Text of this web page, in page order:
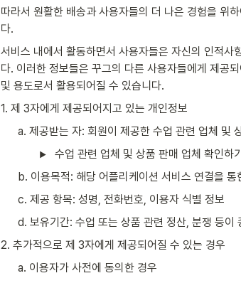
따라서 원활한 배송과 사용자들의 더 나은 경험을 위
다.
서비스 내에서 활동하면서 사용자들은 자신의 인적사
다. 이러한 정보들은 꾸그의 다른 사용자들에게 제공
및 용도로서 활용되어질 수 있습니다.
1. 제 3자에게 제공되어지고 있는 개인정보
a. 제공받는 자: 회원이 제공한 수업 관련 업체 및
수업 관련 업체 및 상품 판매 업체 확인하기
b. 이용목적: 해당 어플리케이션 서비스 연결을
c. 제공 항목: 성명, 전화번호, 이용자 식별 정보
d. 보유기간: 수업 또는 상품 관련 정산, 분쟁 등이
2. 추가적으로 제 3자에게 제공되어질 수 있는 경우
a. 이용자가 사전에 동의한 경우